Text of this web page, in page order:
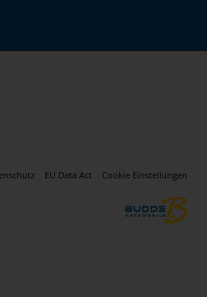
EU Data Act Cookie Einstellungen